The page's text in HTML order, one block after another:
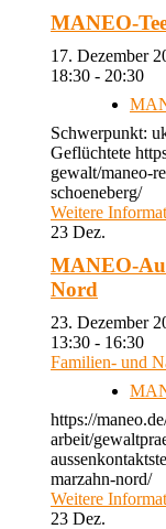
MANEO-
17. Dezember
18:30 - 20:30
Schwerpunkt:
Geflüchtete
gewalt/maneo-
schoeneberg/
Weitere
23 Dez.
MANEO-
Nord
23. Dezember
13:30 - 16:30
Familien- und
https://
arbeit/
marzahn-nord/
Weitere
23 Dez.